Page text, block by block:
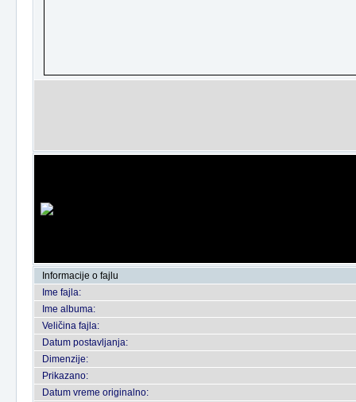
Informacije o fajlu
Ime fajla:
Ime albuma:
Veličina fajla:
Datum postavljanja:
Dimenzije:
Prikazano:
Datum vreme originalno: